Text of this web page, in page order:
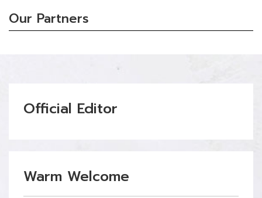
Our Partners
Official Editor
Warm Welcome